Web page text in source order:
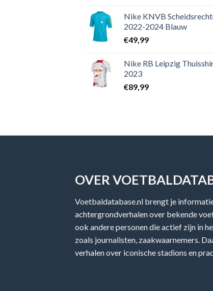
Nike KNVB
2022-2024 Blauw
€49,99
Nike RB Leipzig
2023
€89,99
OVER
Voetbaldatabase.nl brengt je
achtergrondverhalen over bekende
ook andere personen die actief zijn in
zoals journalisten, zaakwaarnemers.
verhalen over iconische stadions en